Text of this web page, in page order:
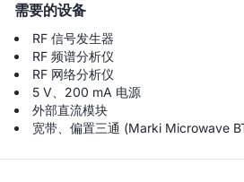
需要的设备
RF 信号发生器
RF 频谱分析仪
RF 网络分析仪
5 V、200 mA 电源
外部直流模块
宽带、偏置三通 (Marki Microwave